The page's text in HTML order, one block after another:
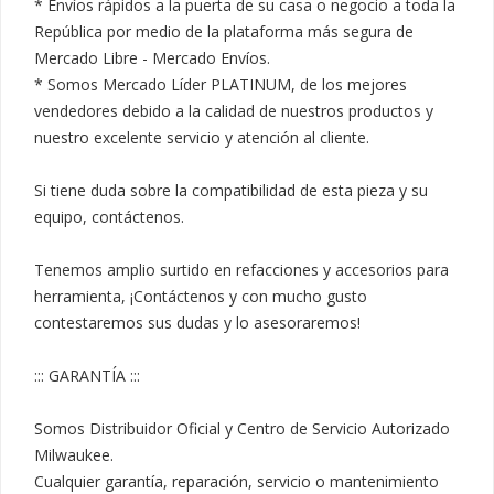
* Envíos rápidos a la puerta de su casa o negocio a toda la
República por medio de la plataforma más segura de
Mercado Libre - Mercado Envíos.
* Somos Mercado Líder PLATINUM, de los mejores
vendedores debido a la calidad de nuestros productos y
nuestro excelente servicio y atención al cliente.
Si tiene duda sobre la compatibilidad de esta pieza y su
equipo, contáctenos.
Tenemos amplio surtido en refacciones y accesorios para
herramienta, ¡Contáctenos y con mucho gusto
contestaremos sus dudas y lo asesoraremos!
::: GARANTÍA :::
Somos Distribuidor Oficial y Centro de Servicio Autorizado
Milwaukee.
Cualquier garantía, reparación, servicio o mantenimiento